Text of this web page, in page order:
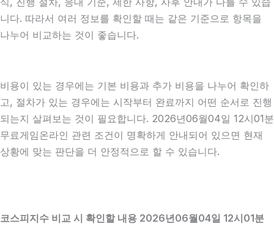
니다. 따라서 여러 정보를 확인할 때는 같은 기준으로 항목을
나누어 비교하는 것이 좋습니다.
비용이 있는 경우에는 기본 비용과 추가 비용을 나누어 확인하
고, 절차가 있는 경우에는 시작부터 완료까지 어떤 순서로 진행
되는지 살펴보는 것이 필요합니다. 2026년06월04일 12시01분
무료게임온라인 관련 조건이 명확하게 안내되어 있으면 현재
상황에 맞는 판단을 더 안정적으로 할 수 있습니다.
코스피지수 비교 시 확인할 내용 2026년06월04일 12시01분